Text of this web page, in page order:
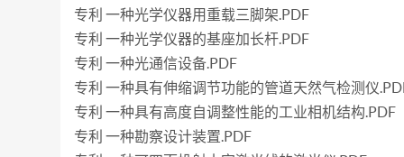
专利 一种光学仪器用重载三脚架.PDF
专利 一种光学仪器的基座加长杆.PDF
专利 一种光通信设备.PDF
专利 一种具有伸缩调节功能的管道天然气检测仪
专利 一种具有高度自调整性能的工业相机结构.PDF
专利 一种勘察设计装置.PDF